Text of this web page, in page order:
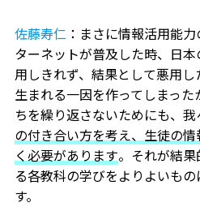
佐藤寿仁 ：まさに情報活用能
ターネットが普及した時、日
用しきれず、結果として悪用
生まれる一因を作ってしまっ
ちを繰り返さないためにも、我
の付き合い方を考え、生徒の
く必要があります。それが結
る各教科の学びをよりよいも
す。